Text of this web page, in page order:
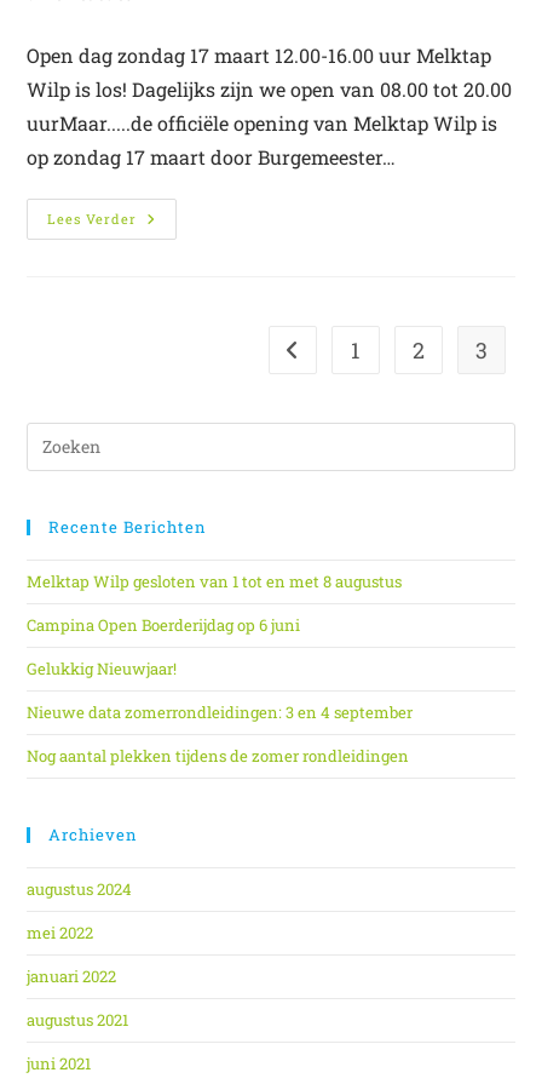
Open dag zondag 17 maart 12.00-16.00 uur Melktap
Wilp is los! Dagelijks zijn we open van 08.00 tot 20.00
uurMaar.....de officiële opening van Melktap Wilp is
op zondag 17 maart door Burgemeester…
Lees Verder
1 2 3
Recente Berichten
Melktap Wilp gesloten van 1 tot en met 8 augustus
Campina Open Boerderijdag op 6 juni
Gelukkig Nieuwjaar!
Nieuwe data zomerrondleidingen: 3 en 4 september
Nog aantal plekken tijdens de zomer rondleidingen
Archieven
augustus 2024
mei 2022
januari 2022
augustus 2021
juni 2021